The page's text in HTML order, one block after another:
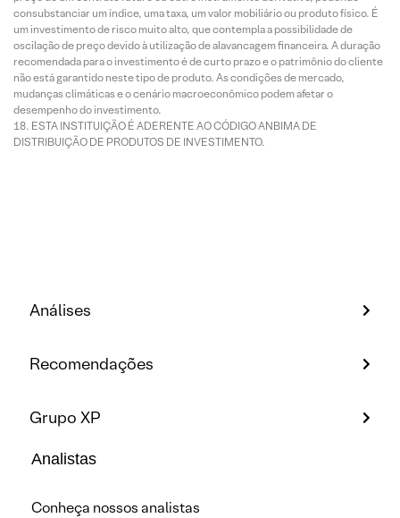
consubstanciar um índice, uma taxa, um valor mobiliário ou produto físico. É
um investimento de risco muito alto, que contempla a possibilidade de
oscilação de preço devido à utilização de alavancagem financeira. A duração
recomendada para o investimento é de curto prazo e o patrimônio do cliente
não está garantido neste tipo de produto. As condições de mercado,
mudanças climáticas e o cenário macroeconômico podem afetar o
desempenho do investimento.
ESTA INSTITUIÇÃO É ADERENTE AO CÓDIGO ANBIMA DE
DISTRIBUIÇÃO DE PRODUTOS DE INVESTIMENTO.
Análises
Recomendações
Grupo XP
Analistas
Conheça nossos analistas